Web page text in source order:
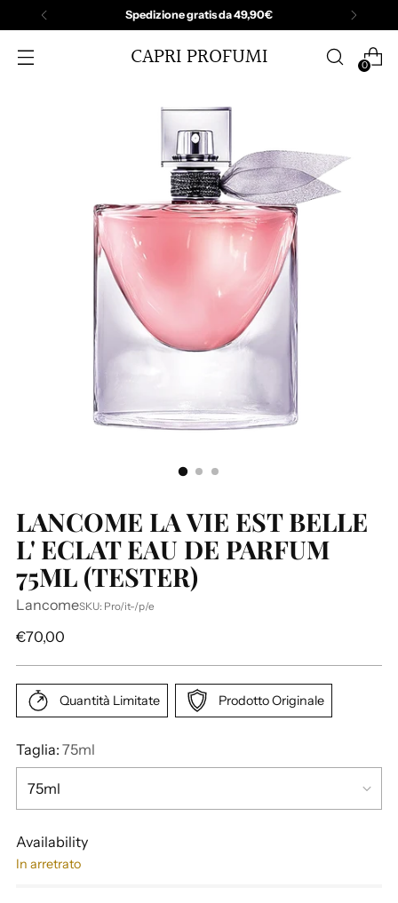
Spedizione gratis da 49,90€
CAPRI PROFUMI 0
LANCOME LA VIE EST BELLE
L' ECLAT EAU DE PARFUM
75ML (TESTER)
LancomeSKU: Pro/it-/p/e
P
z
o
d
l
s
t
€70,00
Quantità Limitate Prodotto Originale
Taglia: 75ml
Availability
In arretrato